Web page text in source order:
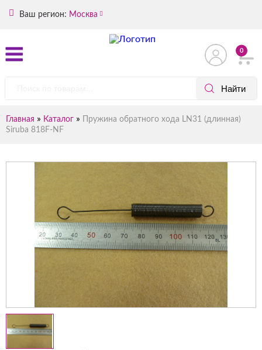
Ваш регион: Москва
0
Главная » Каталог »
Пружина обратного хода LN31 (длинная)
Siruba 818F-NF